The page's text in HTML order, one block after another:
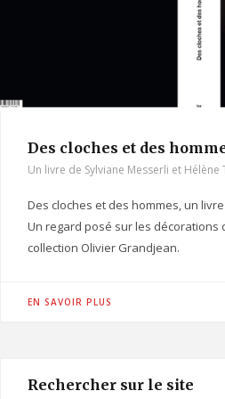
Des cloches et des
Un livre de Sylviane Messerli et Hélène
Des cloches et des hommes, un
Un regard posé sur les décorations
collection Olivier Grandjean.
EN SAVOIR PLUS
Rechercher sur le site